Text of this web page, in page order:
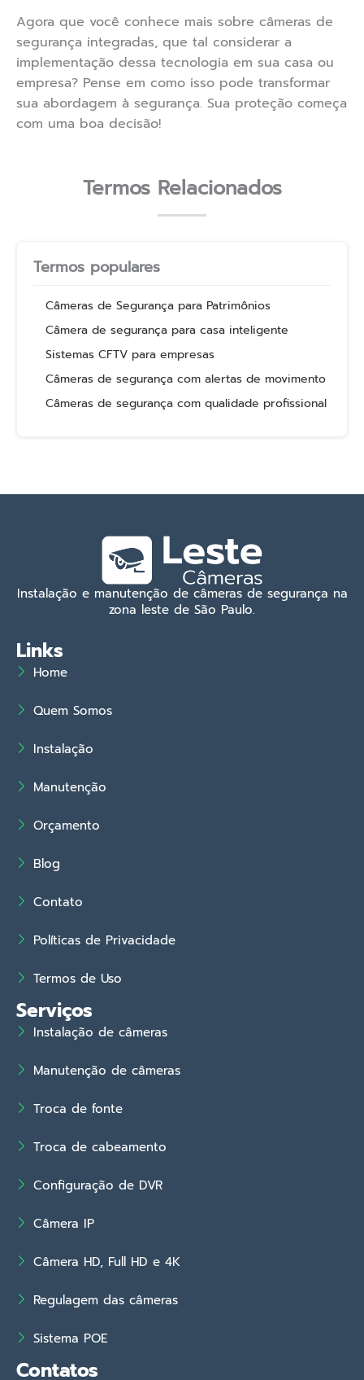
Agora que você conhece mais sobre câmeras de
segurança integradas, que tal considerar a
implementação dessa tecnologia em sua casa ou
empresa? Pense em como isso pode transformar
sua abordagem à segurança. Sua proteção começa
com uma boa decisão!
Termos Relacionados
Termos populares
Câmeras de Segurança para Patrimônios
Câmera de segurança para casa inteligente
Sistemas CFTV para empresas
Câmeras de segurança com alertas de movimento
Câmeras de segurança com qualidade profissional
Instalação e manutenção de câmeras de segurança na
zona leste de São Paulo.
Links
Home
Quem Somos
Instalação
Manutenção
Orçamento
Blog
Contato
Políticas de Privacidade
Termos de Uso
Serviços
Instalação de câmeras
Manutenção de câmeras
Troca de fonte
Troca de cabeamento
Configuração de DVR
Câmera IP
Câmera HD, Full HD e 4K
Regulagem das câmeras
Sistema POE
Contatos